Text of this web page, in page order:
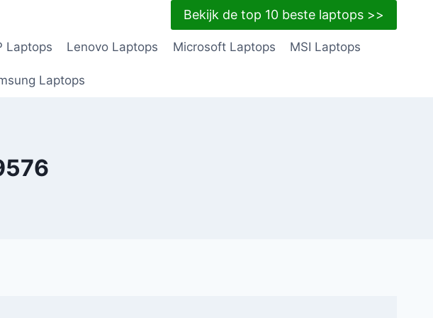
Bekijk de top 10 beste laptops >>
Laptops Lenovo Laptops Microsoft Laptops MSI Laptops
Laptops